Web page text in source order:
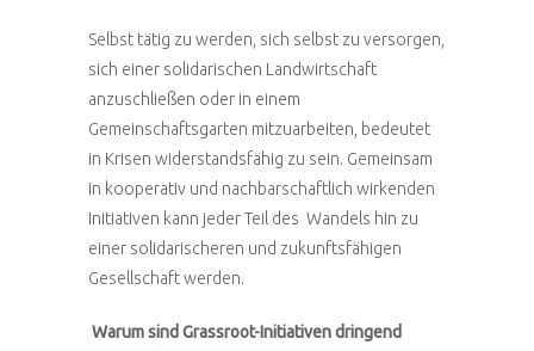
Selbst tätig zu werden, sich selbst zu versorgen,
sich einer solidarischen Landwirtschaft
anzuschließen oder in einem
Gemeinschaftsgarten mitzuarbeiten, bedeutet
in Krisen widerstandsfähig zu sein. Gemeinsam
in kooperativ und nachbarschaftlich wirkenden
Initiativen kann jeder Teil des Wandels hin zu
einer solidarischeren und zukunftsfähigen
Gesellschaft werden.
Warum sind Grassroot-Initiativen dringend